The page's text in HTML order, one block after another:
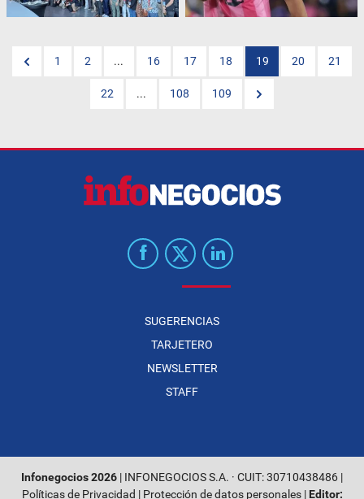
1 2 ... 16 17 18 19 20 21
22 ... 108 109
SUGERENCIAS
TARJETERO
NEWSLETTER
STAFF
Infonegocios 2026 | INFONEGOCIOS S.A. · CUIT: 30710438486 |
Políticas de Privacidad | Protección de datos personales| Editor: